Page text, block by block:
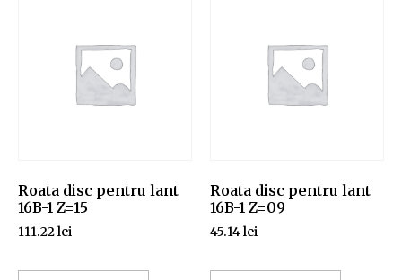
Roata disc pentru lant
16B-1 Z=15
111.22lei
Roata disc pentru lant
16B-1 Z=09
45.14lei